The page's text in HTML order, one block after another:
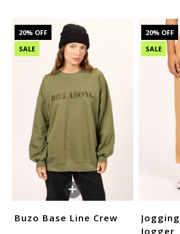
20% OFF
SALE
+
Buzo Base Line Crew
20% OFF
SALE
Jogger